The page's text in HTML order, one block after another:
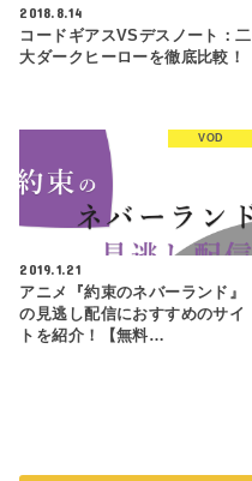
2018.8.14
コードギアスVSデスノート：二
大ダークヒーローを徹底比較！
VOD
2019.1.21
アニメ『約束のネバーランド』
の見逃し配信におすすめのサイ
トを紹介！【無料…